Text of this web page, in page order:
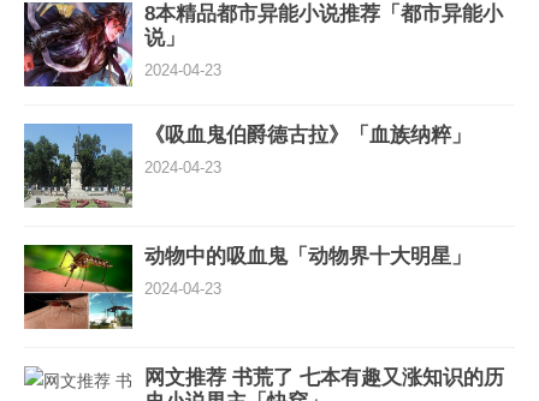
8本精品都市异能小说推荐「都市异能小
说」
2024-04-23
《吸血鬼伯爵德古拉》「血族纳粹」
2024-04-23
动物中的吸血鬼「动物界十大明星」
2024-04-23
网文推荐 书荒了 七本有趣又涨知识的历